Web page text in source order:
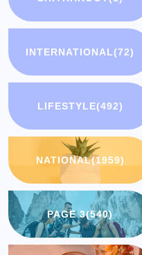
INTERNATIONAL(72)
LIFESTYLE(492)
NATIONAL(1959)
PAGE 3(540)